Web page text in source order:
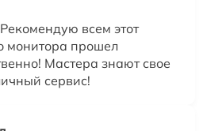
всем этот
монитора прошел
Мастера знают свое
сервис!